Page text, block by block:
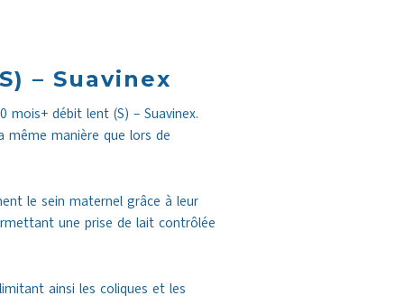
– Suavinex
débit lent (S) – Suavinex.
même manière que lors de
le sein maternel grâce à leur
une prise de lait contrôlée
ainsi les coliques et les